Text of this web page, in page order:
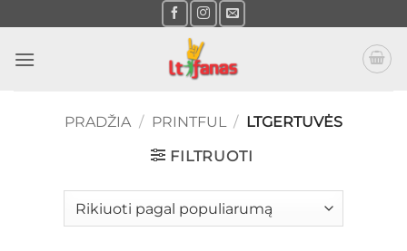
to
content
PRADŽIA / PRINTFUL / LTGERTUVĖS
FILTRUOTI